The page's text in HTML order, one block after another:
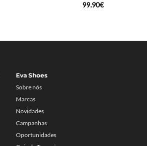
99.90€
Eva Shoes
Sobre nós
Marcas
Novidades
Campanhas
Oportunidades